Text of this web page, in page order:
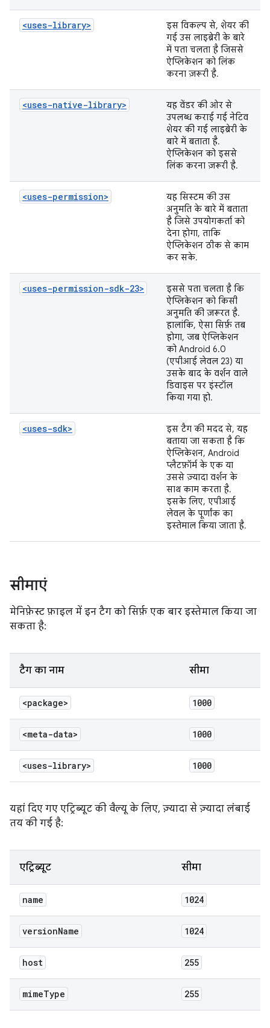
<uses-library>
इस विकल्प से, शेयर की
गई उस लाइब्रेरी के बारे
में पता चलता है जिससे
ऐप्लिकेशन को लिंक
करना ज़रूरी है.
<uses-native-library>
यह वेंडर की ओर से
उपलब्ध कराई गई नेटिव
शेयर की गई लाइब्रेरी के
बारे में बताता है.
ऐप्लिकेशन को इससे
लिंक करना ज़रूरी है.
<uses-permission>
यह सिस्टम की उस
अनुमति के बारे में बताता
है जिसे उपयोगकर्ता को
देना होगा, ताकि
ऐप्लिकेशन ठीक से काम
कर सके.
<uses-permission-sdk-23>
इससे पता चलता है कि
ऐप्लिकेशन को किसी
अनुमति की ज़रूरत है.
हालांकि, ऐसा सिर्फ़ तब
होगा, जब ऐप्लिकेशन
को Android 6.0
(एपीआई लेवल 23) या
उसके बाद के वर्शन वाले
डिवाइस पर इंस्टॉल
किया गया हो.
<uses-sdk>
इस टैग की मदद से, यह
बताया जा सकता है कि
ऐप्लिकेशन, Android
प्लैटफ़ॉर्म के एक या
उससे ज़्यादा वर्शन के
साथ काम करता है.
इसके लिए, एपीआई
लेवल के पूर्णांक का
इस्तेमाल किया जाता है.
सीमाएं
मेनिफ़ेस्ट फ़ाइल में इन टैग को सिर्फ़ एक बार इस्तेमाल किया जा
सकता है:
टैग का नाम सीमा
<package> 1000
<meta-data> 1000
<uses-library> 1000
यहां दिए गए एट्रिब्यूट की वैल्यू के लिए, ज़्यादा से ज़्यादा लंबाई
तय की गई है:
एट्रिब्यूट सीमा
name 1024
versionName 1024
host 255
mimeType 255